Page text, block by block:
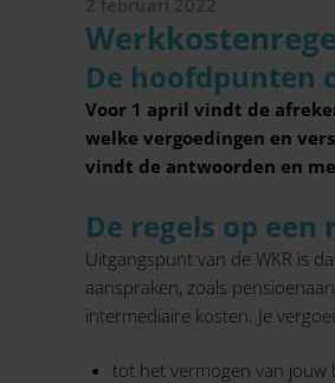
2 februari 2022
De hoofdpunten
Voor 1 april vindt de
welke vergoedingen en
vindt de antwoorden en
De regels op een
Uitgangspunt van de WKR is
aanspraken, zoals
intermediaire kosten. Je
tot het vermogen van jouw